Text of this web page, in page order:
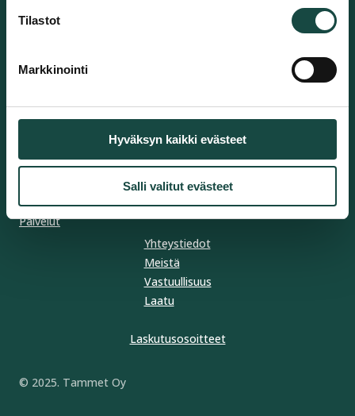
Tilastot
Markkinointi
Hyväksyn kaikki evästeet
Salli valitut evästeet
Työmaaturvallisuus
Arkkitehtuuri ja design
Erikoisosaaminen ja teollisuus
Puolustus ja suojaus
Palvelut
Yhteystiedot
Meistä
Vastuullisuus
Laatu
Laskutusosoitteet
© 2025. Tammet Oy